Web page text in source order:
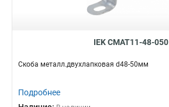
IEK CMAT11-48-050
Скоба металл.двухлапковая d48-50мм
Подробнее